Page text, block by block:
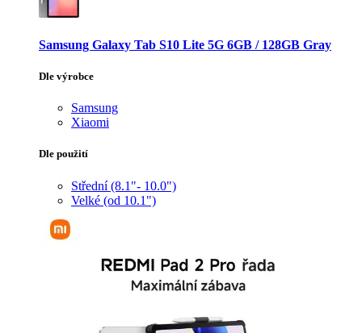
Samsung Galaxy Tab S10 Lite 5G 6GB / 128GB Gray
Dle výrobce
Samsung
Xiaomi
Dle použití
Střední (8.1"- 10.0")
Velké (od 10.1")